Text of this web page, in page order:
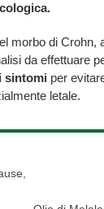
morbo di Crohn,
da effettuare
sintomi per
letale.